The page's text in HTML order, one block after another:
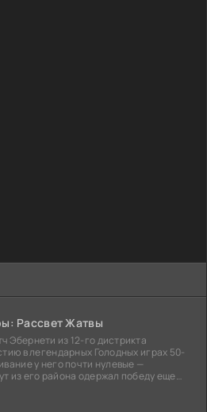
Рассвет Жатвы
Эбернети из 12-го дистрикта
в легендарных Голодных играх 50-
у него почти нулевые —
из его района одержал победу еще